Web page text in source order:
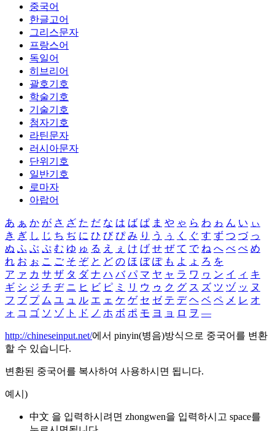
중국어
한글고어
그리스문자
프랑스어
독일어
히브리어
괄호기호
학술기호
기술기호
첨자기호
라틴문자
러시아문자
단위기호
일반기호
로마자
아랍어
あ ぁ か が さ ざ た だ な は ば ぱ ま や ゃ ら わ ゎ ん い ぃ
き ぎ し じ ち ぢ に ひ び ぴ み り う ぅ く ぐ す ず つ づ っ
ぬ ふ ぶ ぷ む ゆ ゅ る え ぇ け げ せ ぜ て で ね へ べ ぺ め
れ お ぉ こ ご そ ぞ と ど の ほ ぼ ぽ も よ ょ ろ を
ア ァ カ サ ザ タ ダ ナ ハ バ パ マ ヤ ャ ラ ワ ヮ ン イ ィ キ
ギ シ ジ チ ヂ ニ ヒ ビ ピ ミ リ ウ ゥ ク グ ス ズ ツ ヅ ッ ヌ
フ ブ プ ム ユ ュ ル エ ェ ケ ゲ セ ゼ テ デ ヘ ベ ペ メ レ オ
ォ コ ゴ ソ ゾ ト ド ノ ホ ボ ポ モ ヨ ョ ロ ヲ ―
http://chineseinput.net/에서 pinyin(병음)방식으로 중국어를 변환
할 수 있습니다.
변환된 중국어를 복사하여 사용하시면 됩니다.
예시)
中文 을 입력하시려면 zhongwen을 입력하시고 space를